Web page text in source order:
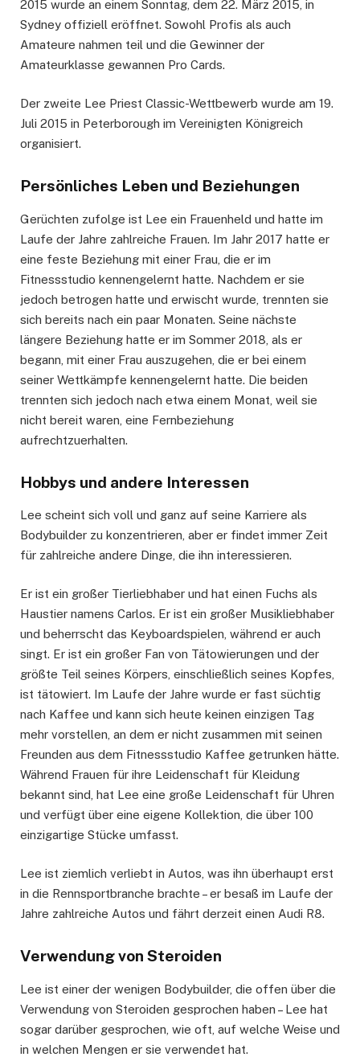
2015 wurde an einem Sonntag, dem 22. März 2015, in
Sydney offiziell eröffnet. Sowohl Profis als auch
Amateure nahmen teil und die Gewinner der
Amateurklasse gewannen Pro Cards.
Der zweite Lee Priest Classic-Wettbewerb wurde am 19.
Juli 2015 in Peterborough im Vereinigten Königreich
organisiert.
Persönliches Leben und Beziehungen
Gerüchten zufolge ist Lee ein Frauenheld und hatte im
Laufe der Jahre zahlreiche Frauen. Im Jahr 2017 hatte er
eine feste Beziehung mit einer Frau, die er im
Fitnessstudio kennengelernt hatte. Nachdem er sie
jedoch betrogen hatte und erwischt wurde, trennten sie
sich bereits nach ein paar Monaten. Seine nächste
längere Beziehung hatte er im Sommer 2018, als er
begann, mit einer Frau auszugehen, die er bei einem
seiner Wettkämpfe kennengelernt hatte. Die beiden
trennten sich jedoch nach etwa einem Monat, weil sie
nicht bereit waren, eine Fernbeziehung
aufrechtzuerhalten.
Hobbys und andere Interessen
Lee scheint sich voll und ganz auf seine Karriere als
Bodybuilder zu konzentrieren, aber er findet immer Zeit
für zahlreiche andere Dinge, die ihn interessieren.
Er ist ein großer Tierliebhaber und hat einen Fuchs als
Haustier namens Carlos. Er ist ein großer Musikliebhaber
und beherrscht das Keyboardspielen, während er auch
singt. Er ist ein großer Fan von Tätowierungen und der
größte Teil seines Körpers, einschließlich seines Kopfes,
ist tätowiert. Im Laufe der Jahre wurde er fast süchtig
nach Kaffee und kann sich heute keinen einzigen Tag
mehr vorstellen, an dem er nicht zusammen mit seinen
Freunden aus dem Fitnessstudio Kaffee getrunken hätte.
Während Frauen für ihre Leidenschaft für Kleidung
bekannt sind, hat Lee eine große Leidenschaft für Uhren
und verfügt über eine eigene Kollektion, die über 100
einzigartige Stücke umfasst.
Lee ist ziemlich verliebt in Autos, was ihn überhaupt erst
in die Rennsportbranche brachte – er besaß im Laufe der
Jahre zahlreiche Autos und fährt derzeit einen Audi R8.
Verwendung von Steroiden
Lee ist einer der wenigen Bodybuilder, die offen über die
Verwendung von Steroiden gesprochen haben – Lee hat
sogar darüber gesprochen, wie oft, auf welche Weise und
in welchen Mengen er sie verwendet hat.